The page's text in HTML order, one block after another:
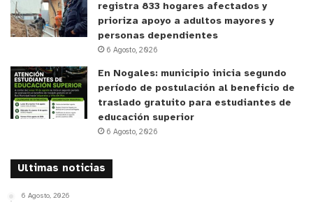
registra 833 hogares afectados y
prioriza apoyo a adultos mayores y
personas dependientes
6 Agosto, 2026
En Nogales: municipio inicia segundo
período de postulación al beneficio de
traslado gratuito para estudiantes de
educación superior
6 Agosto, 2026
Ultimas noticias
6 Agosto, 2026